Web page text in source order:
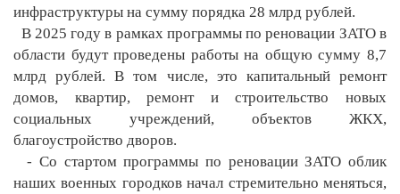
инфраструктуры на сумму порядка 28 млрд рублей.
В 2025 году в рамках программы по реновации ЗАТО в
области будут проведены работы на общую сумму 8,7
млрд рублей. В том числе, это капитальный ремонт
домов, квартир, ремонт и строительство новых
социальных учреждений, объектов ЖКХ,
благоустройство дворов.
- Со стартом программы по реновации ЗАТО облик
наших военных городков начал стремительно меняться,